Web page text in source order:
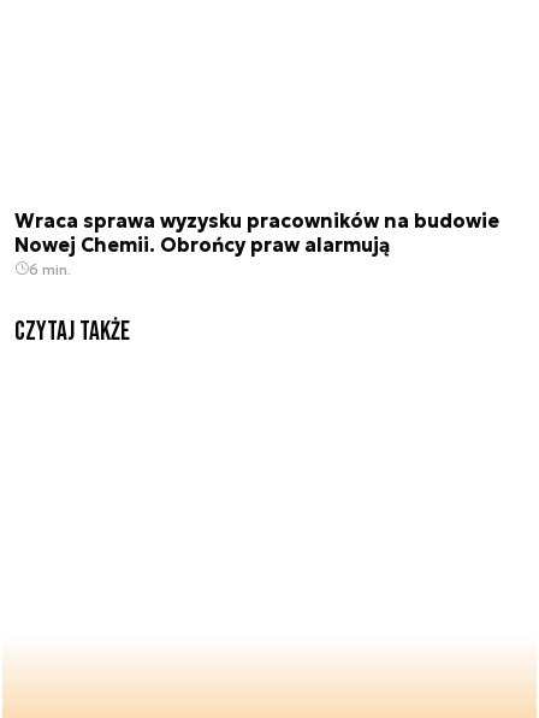
Wraca sprawa wyzysku pracowników na budowie
Nowej Chemii. Obrońcy praw alarmują
6 min.
Czytaj także